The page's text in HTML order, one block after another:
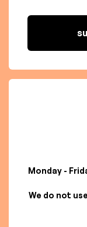
Monday -
We do not